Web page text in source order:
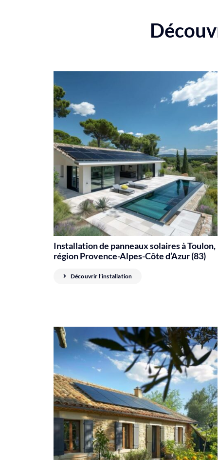
Installation de panneaux solaires à Toulon,
région Provence-Alpes-Côte d’Azur (83)
Découvrir l’installation